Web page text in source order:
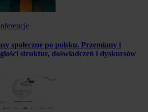
społeczne po polsku. Przemiany i
struktur, doświadczeń i dyskursów